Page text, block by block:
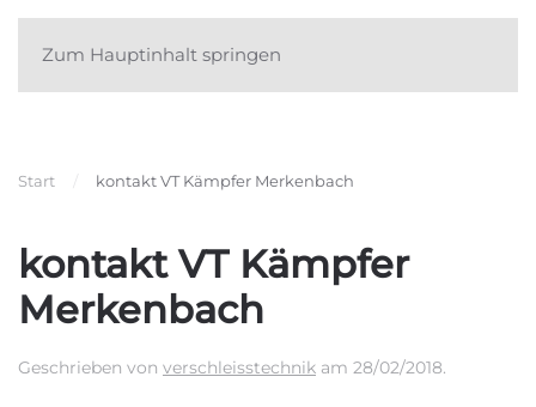
Zum Hauptinhalt springen
Start kontakt VT Kämpfer Merkenbach
kontakt VT Kämpfer
Merkenbach
Geschrieben von verschleisstechnik am 28/02/2018.